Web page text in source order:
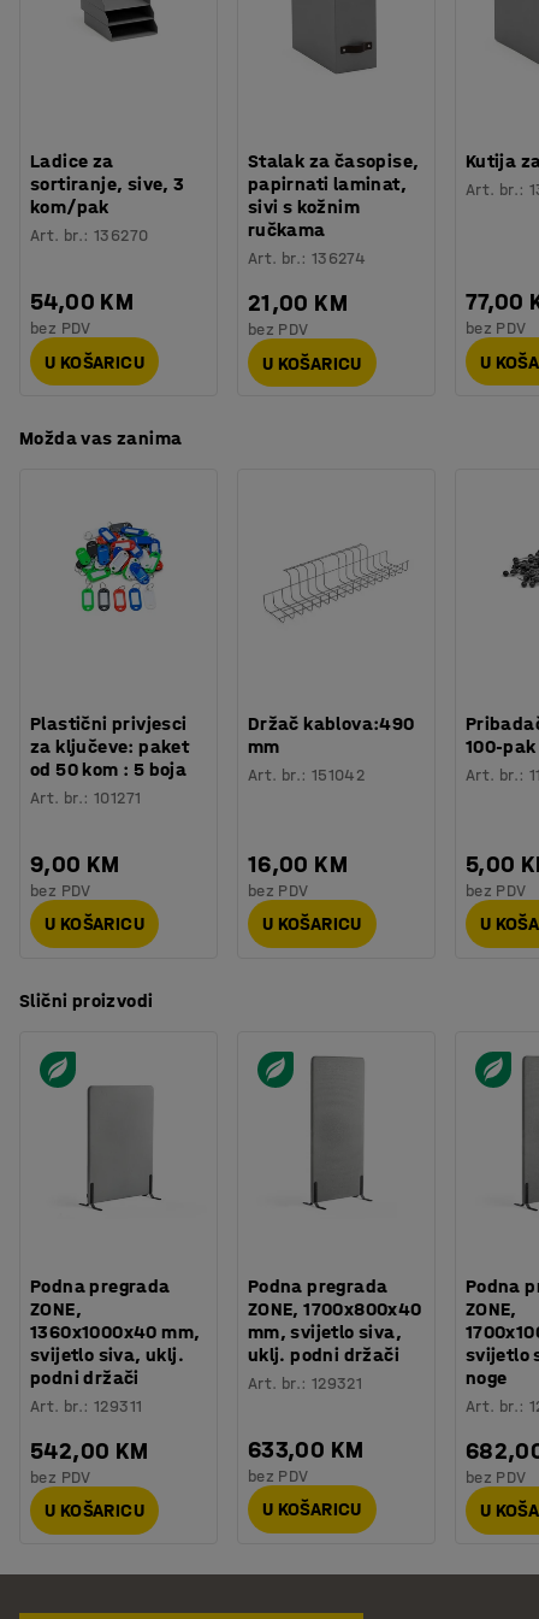
od 100% poliestera. Tkanina ima certifikat Oeko-Tex.
: 18 kg
: Dolazi nesastavljeno
ISO 354, EN 1023-2, EN 1023-3, EN 1023-1
Ladice za
sortiranje, sive, 3
kom/pak
Art. br.:136270
54,00 KM
bez PDV
U KOŠARICU
Stalak za časopise,
papirnati laminat,
sivi s kožnim
ručkama
Art. br.: 136274
21,00 KM
bez PDV
U KOŠARICU
Kutija
Art. br.:
77,00
bez PDV
U
Možda vas zanima
Plastični privjesci
za ključeve: paket
od 50 kom : 5 boja
Art. br.:101271
9,00 KM
bez PDV
U KOŠARICU
Držač kablova:490
mm
Art. br.: 151042
16,00 KM
bez PDV
U KOŠARICU
100-pak
Art. br.:
5,00
bez PDV
U
Slični proizvodi
Podna pregrada
ZONE,
1360x1000x40 mm,
svijetlo siva, uklj.
podni držači
Art. br.:129311
542,00 KM
bez PDV
U KOŠARICU
Podna pregrada
ZONE, 1700x800x40
mm, svijetlo siva,
uklj. podni držači
Art. br.: 129321
633,00 KM
bez PDV
U KOŠARICU
Podna
ZONE,
svijetlo
noge
Art. br.:
bez PDV
U